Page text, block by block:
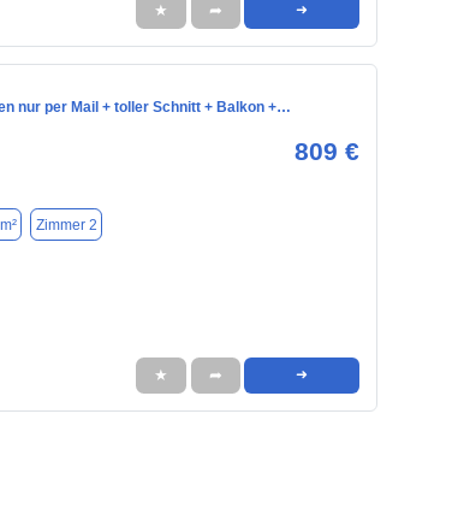
★ ➦ ➜
nur per Mail + toller Schnitt + Balkon +…
809 €
Zimmer 2
★ ➦ ➜